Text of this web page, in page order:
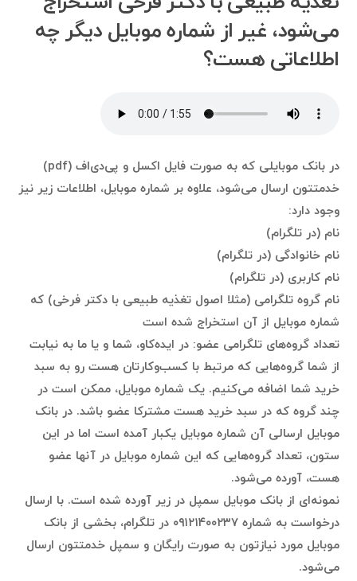
می‌شود، غیر از شماره موبایل دیگر چه
اطلاعاتی هست؟
در بانک موبایلی که به صورت فایل اکسل و پی‌دی‌اف (pdf)
خدمتتون ارسال می‌شود، علاوه بر شماره موبایل، اطلاعات زیر نیز
وجود دارد:
نام (در تلگرام)
نام خانوادگی (در تلگرام)
نام کاربری (در تلگرام)
نام گروه تلگرامی (مثلا اصول تغذیه طبیعی با دکتر فرخی) که
شماره موبایل از آن استخراج شده است
تعداد گروه‌های تلگرامی عضو: در ایده‌کاو، شما و یا ما به نیابت
از شما گروه‌هایی که مرتبط با کسب‌وکارتان هست رو به سبد
خرید شما اضافه می‌کنیم. یک شماره موبایل، ممکن است در
چند گروه که در سبد خرید هست مشترکا عضو باشد. در بانک
موبایل ارسالی آن شماره موبایل یکبار آمده است اما در این
ستون،‌ تعداد گروه‌هایی که این شماره موبایل در آنها عضو
هست، آورده می‌شود.
نمونه‌ای از بانک موبایل سمپل در زیر آورده شده است. با ارسال
درخواست به شماره ۰۹۱۲۱۴۰۰۲۳۷ در تلگرام، بخشی از بانک
موبایل مورد نیازتون به صورت رایگان و سمپل خدمتتون ارسال
می‌شود.